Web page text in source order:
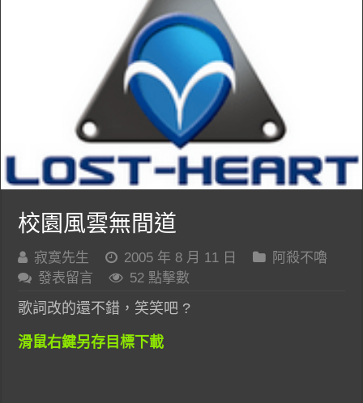
校園風雲無間道
寂寞先生 2005 年 8 月 11 日
阿殺不嚕
發表留言
52 點擊數
歌詞改的還不錯，笑笑吧 ?
滑鼠右鍵另存目標下載